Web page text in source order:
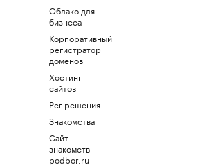
Облако для
бизнеса
Корпоративный
регистратор
доменов
Хостинг
сайтов
Рег.решения
Знакомства
Сайт
знакомств
podbor.ru